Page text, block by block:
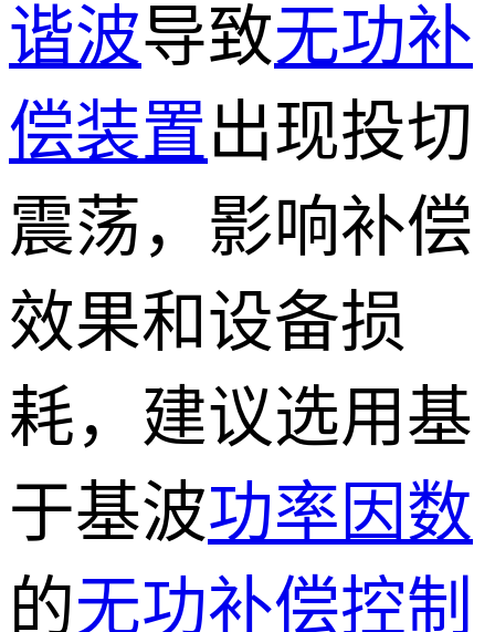
谐波导致无功补
偿装置出现投切
震荡，影响补偿
效果和设备损
耗，建议选用基
于基波功率因数
的无功补偿控制